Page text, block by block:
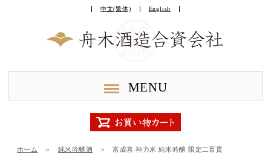
中文(繁体) English
MENU
ホーム ＞ 純米吟醸酒 ＞ 富成喜 神力米 純米吟醸 限定二百貫